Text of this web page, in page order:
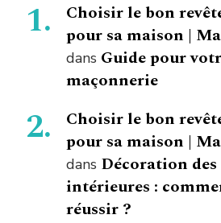
Choisir le bon
pour sa maison |
dans Guide pour
maçonnerie
Choisir le bon
pour sa maison |
dans Décoration des
intérieures :
réussir ?